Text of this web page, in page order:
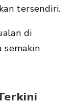
tersendiri.
di
semakin